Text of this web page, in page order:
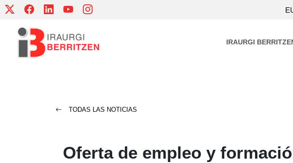
Skip
content
IRAURGI
TODAS LAS NOTICIAS
Oferta de empleo y